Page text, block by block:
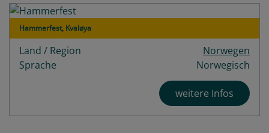
Hammerfest, Kvaløya
Land / Region
Norwegen
Sprache
Norwegisch
weitere Infos